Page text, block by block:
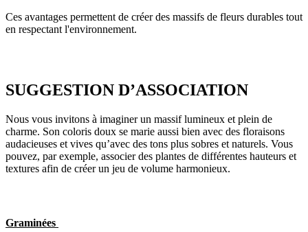
Ces avantages permettent de créer des massifs de fleurs durables tout
en respectant l'environnement.
SUGGESTION D’ASSOCIATION
Nous vous invitons à imaginer un massif lumineux et plein de
charme. Son coloris doux se marie aussi bien avec des floraisons
audacieuses et vives qu’avec des tons plus sobres et naturels. Vous
pouvez, par exemple, associer des plantes de différentes hauteurs et
textures afin de créer un jeu de volume harmonieux.
Graminées